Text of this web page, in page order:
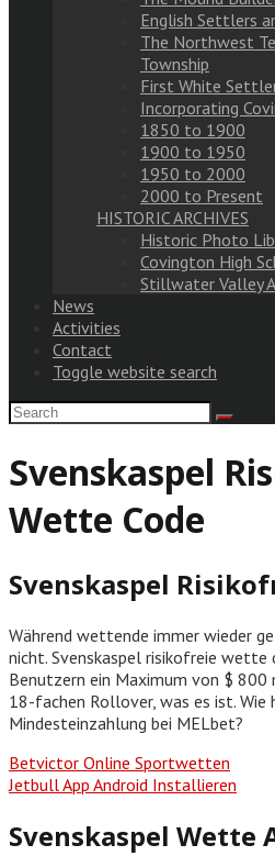
English Settlers
The Northwest
Township
First White
Incorporating
1850 to 1900
1900 to 1950
1950 to 2000
2000 to Present
HISTORIC ARCHIVES
Historic Photo
Covington High
Stillwater Valley
News
Activities
Contact
Toggle website search
Svenskaspel
Wette Code
Svenskaspel
Während wettende immer wieder
nicht. Svenskaspel risikofreie wette
Benutzern ein Maximum von $ 800
18-fachen Rollover, was es ist. Wie
Mindesteinzahlung bei MELbet?
Betvictor Online Sportwetten
Jetbull App Android Installieren
Svenskaspel Wette